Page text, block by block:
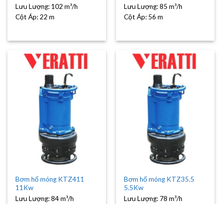
Lưu Lượng: 102 m³/h
Cột Áp: 22 m
Lưu Lượng:85 m³/h
Cột Áp: 56 m
Bơm hố móng KTZ411
11Kw
Lưu Lượng:84 m³/h
Bơm hố móng KTZ35.5
5.5Kw
Lưu Lượng: 78 m³/h